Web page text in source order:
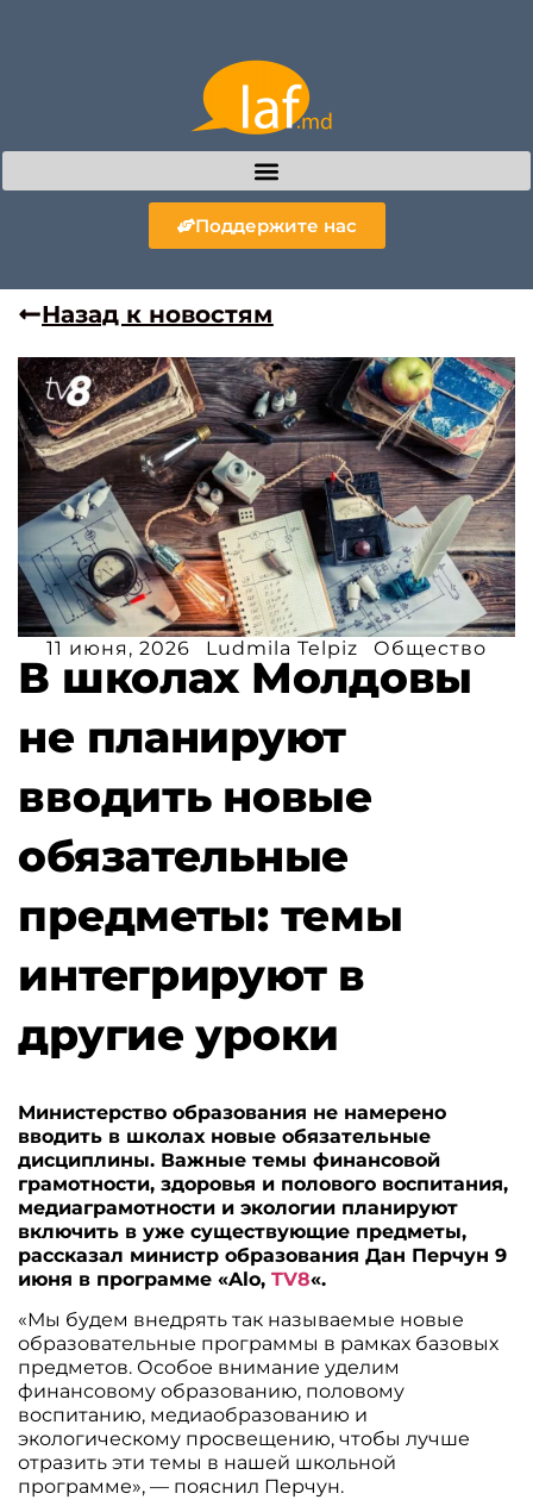
Поддержите нас
Назад к новостям
11 июня, 2026 Ludmila Telpiz Общество
В школах Молдовы
не планируют
вводить новые
обязательные
предметы: темы
интегрируют в
другие уроки
Министерство образования не намерено
вводить в школах новые обязательные
дисциплины. Важные темы финансовой
грамотности, здоровья и полового воспитания,
медиаграмотности и экологии планируют
включить в уже существующие предметы,
рассказал министр образования Дан Перчун 9
июня в программе «Alo,TV8«.
«Мы будем внедрять так называемые новые
образовательные программы в рамках базовых
предметов. Особое внимание уделим
финансовому образованию, половому
воспитанию, медиаобразованию и
экологическому просвещению, чтобы лучше
отразить эти темы в нашей школьной
программе», — пояснил Перчун.